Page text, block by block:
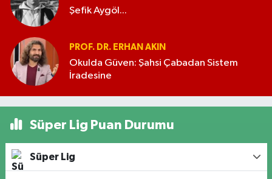
Şefik Aygöl...
PROF. DR. ERHAN AKIN
Okulda Güven: Şahsi Çabadan Sistem
İradesine
Süper Lig Puan Durumu
Süper Lig